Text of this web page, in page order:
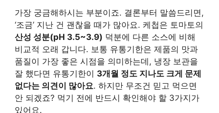
가장 궁금해하시는 부분이죠. 결론부터 말씀드리면,
‘조금’ 지난 건 괜찮을 때가 많아요. 케첩은 토마토의
산성 성분(pH 3.5~3.9) 덕분에 다른 소스에 비해
비교적 오래 갑니다. 보통 유통기한은 제품의 맛과
품질이 가장 좋은 시점을 의미하는데, 냉장 보관을
잘 했다면 유통기한이 3개월 정도 지나도 크게 문제
없다는 의견이 많아요. 하지만 무조건 믿고 먹으면
안 되겠죠? 먹기 전에 반드시 확인해야 할 3가지가
있어요.